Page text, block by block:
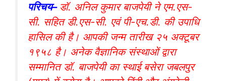
परिचय– डॉ. अनिल कुमार बाजपेयी ने एम.एस-
सी. सहित डी.एस-सी. एवं पी-एच.डी. की उपाधि
हासिल की है। आपकी जन्म तारीख २५ अक्टूबर
१९५८ है। अनेक वैज्ञानिक संस्थाओं द्वारा
सम्मानित डॉ. बाजपेयी का स्थाई बसेरा जबलपुर